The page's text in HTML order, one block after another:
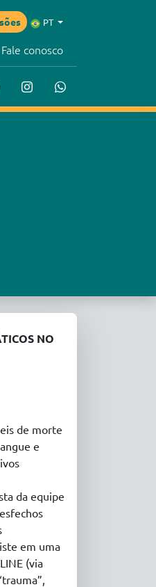
PT
Fale conosco
NO
de morte
e
da equipe
em uma
(via